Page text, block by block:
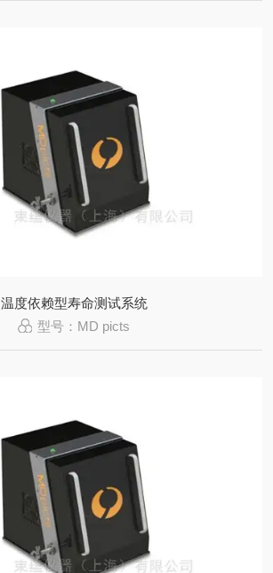
温度依赖型寿命测试系统
型号：MD picts